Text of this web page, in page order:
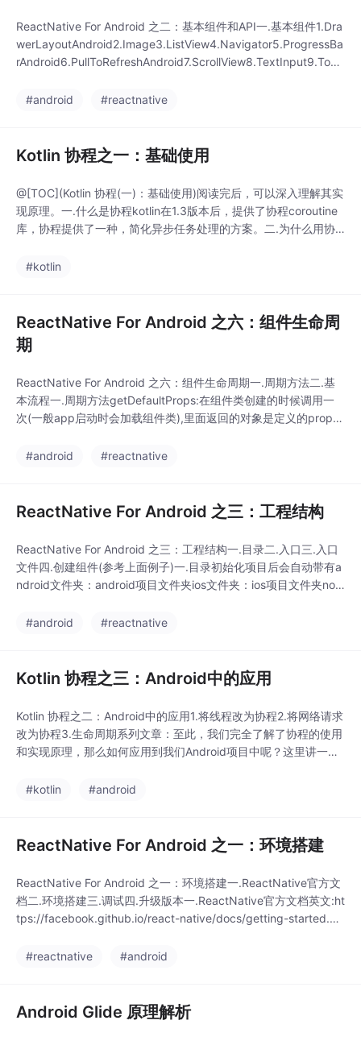
ReactNative For Android 之二：基本组件和API一.基本组件1.Dra
werLayoutAndroid2.Image3.ListView4.Navigator5.ProgressBa
rAndroid6.PullToRefreshAndroid7.ScrollView8.TextInput9.Tool
#android
#reactnative
Kotlin 协程之一：基础使用
@[TOC](Kotlin 协程(一)：基础使用)阅读完后，可以深入理解其实
现原理。一.什么是协程kotlin在1.3版本后，提供了协程coroutine
库，协程提供了一种，简化异步任务处理的方案。二.为什么用协
法，实现多重依赖关系的异步任务的书写。先来回想一下我们平时
#kotlin
ReactNative For Android 之六：组件生命周
期
ReactNative For Android 之六：组件生命周期一.周期方法二.基
本流程一.周期方法getDefaultProps:在组件类创建的时候调用一
次(一般app启动时会加载组件类),里面返回的对象是定义的props
组件的props(共用内存空间),每次用到该组件都有这些props的默
#android #reactnative
ReactNative For Android 之三：工程结构
ReactNative For Android 之三：工程结构一.目录二.入口三.入口
文件四.创建组件(参考上面例子)一.目录初始化项目后会自动带有a
ndroid文件夹：android项目文件夹ios文件夹：ios项目文件夹nod
s.js:ios的js入口文件...
#android #reactnative
Kotlin 协程之三：Android中的应用
Kotlin 协程之二：Android中的应用1.将线程改为协程2.将网络请求
改为协程3.生命周期系列文章：至此，我们完全了解了协程的使用
和实现原理，那么如何应用到我们Android项目中呢？这里讲一些
步任务，会使用线程池来解决，这里我们可以用协程来解决，比
#kotlin #android
ReactNative For Android 之一：环境搭建
ReactNative For Android 之一：环境搭建一.ReactNative官方文
档二.环境搭建三.调试四.升级版本一.ReactNative官方文档英文:ht
tps://facebook.github.io/react-native/docs/getting-started.ht
#reactnative
#android
Android Glide 原理解析